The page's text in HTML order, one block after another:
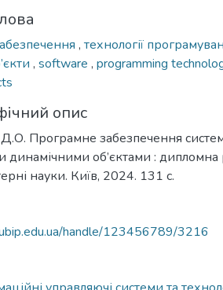
, технології
, software , programming
опис
Програмне забезпечення
об’єктами : дипломна
науки. Київ, 2024. 131 с.
handle/123456789/3216